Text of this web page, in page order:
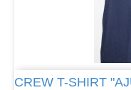
CREW T-SHIRT